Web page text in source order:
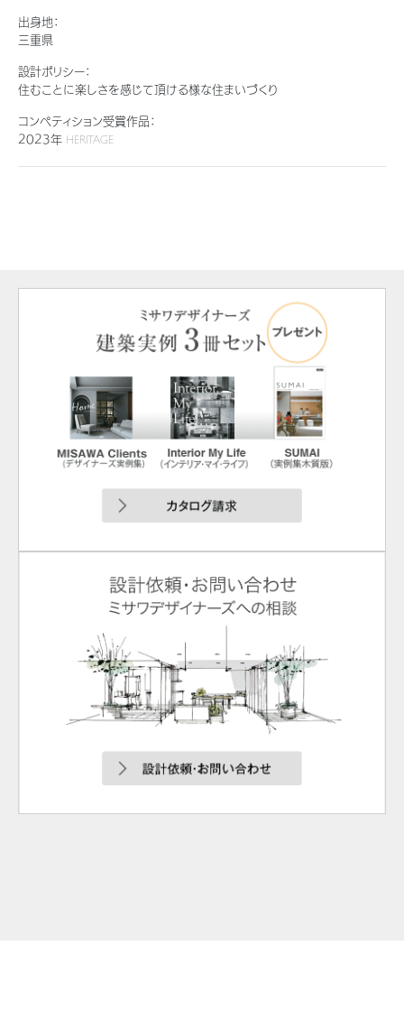
海外事業
出身地：
三重県
設計ポリシー：
住むことに楽しさを感じて頂ける様な住まいづくり
コンペティション受賞作品：
2023年 HERITAGE